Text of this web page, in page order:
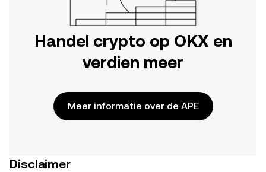
Handel crypto op OKX en
verdien meer
Meer informatie over de APE
Disclaimer